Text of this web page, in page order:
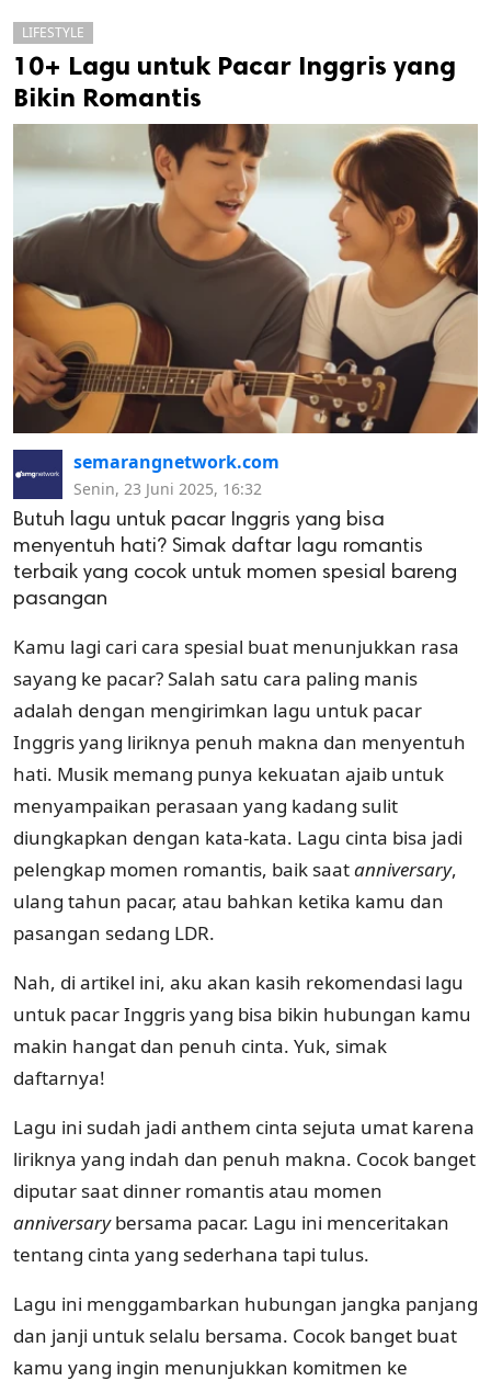
cipta.
LIFESTYLE
10+ Lagu untuk Pacar Inggris yang
Bikin Romantis
semarangnetwork.com
Senin, 23 Juni 2025, 16:32
Butuh lagu untuk pacar Inggris yang bisa
menyentuh hati? Simak daftar lagu romantis
terbaik yang cocok untuk momen spesial bareng
pasangan
Kamu lagi cari cara spesial buat menunjukkan rasa
sayang ke pacar? Salah satu cara paling manis
adalah dengan mengirimkan lagu untuk pacar
Inggris yang liriknya penuh makna dan menyentuh
hati. Musik memang punya kekuatan ajaib untuk
menyampaikan perasaan yang kadang sulit
diungkapkan dengan kata-kata. Lagu cinta bisa jadi
pelengkap momen romantis, baik saatanniversary,
ulang tahun pacar, atau bahkan ketika kamu dan
pasangan sedang LDR.
Nah, di artikel ini, aku akan kasih rekomendasi lagu
untuk pacar Inggris yang bisa bikin hubungan kamu
makin hangat dan penuh cinta. Yuk, simak
daftarnya!
Lagu ini sudah jadi anthem cinta sejuta umat karena
liriknya yang indah dan penuh makna. Cocok banget
diputar saat dinner romantis atau momen
anniversarybersama pacar. Lagu ini menceritakan
tentang cinta yang sederhana tapi tulus.
Lagu ini menggambarkan hubungan jangka panjang
dan janji untuk selalu bersama. Cocok banget buat
kamu yang ingin menunjukkan komitmen ke